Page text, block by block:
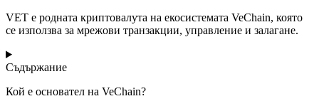
VET е родната криптовалута на екосистемата VeChain, която
се използва за мрежови транзакции, управление и залагане.
Съдържание
Кой е основател на VeChain?